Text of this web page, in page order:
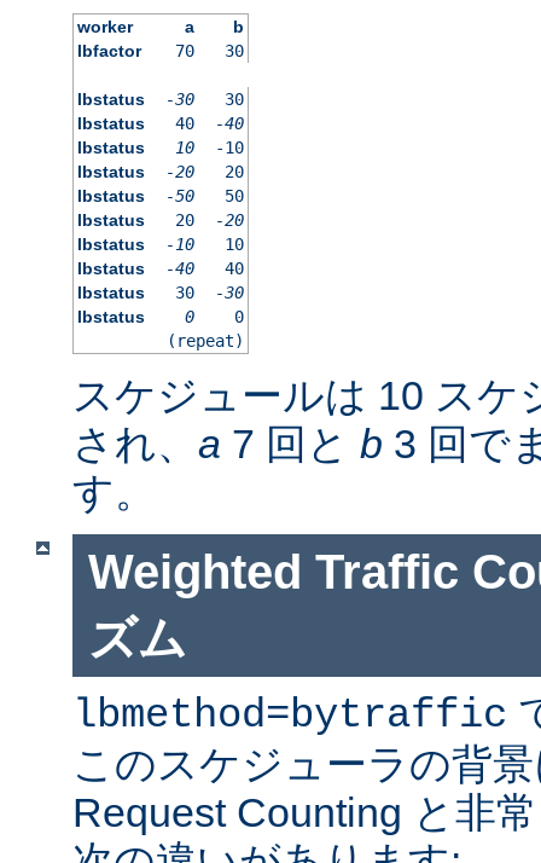
worker a
b
lbfactor
70 30
lbstatus -30
30
lbstatus
40
-40
lbstatus
10
-10
lbstatus
-20
20
lbstatus
-50
50
lbstatus
20
-20
lbstatus
-10
10
lbstatus
-40
40
lbstatus
30
-30
lbstatus
0
0
(repeat)
スケジュールは 10 スケ
され、 a 7 回と b 3 回で
す。
Weighted Traffic
ズム
lbmethod=bytraffic
このスケジューラの背
Request Counting と非